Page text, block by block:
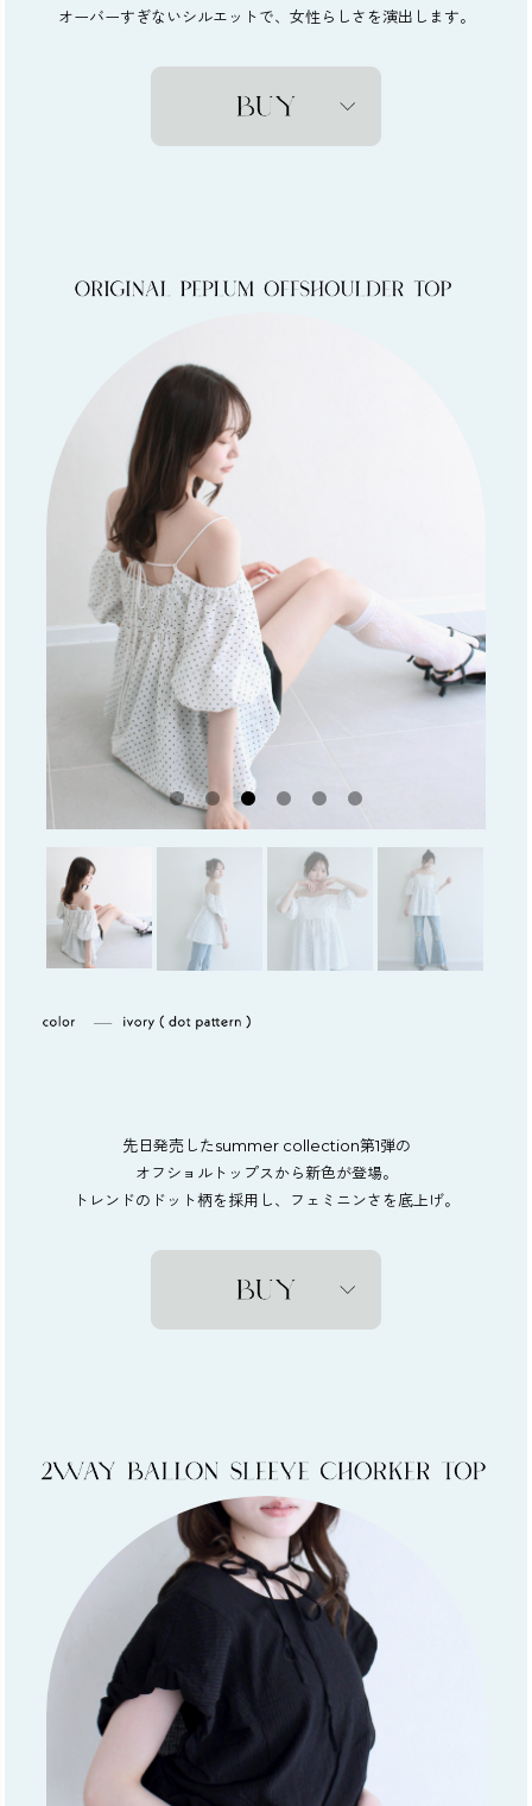
オーバーすぎないシルエットで、女性らしさを演出します。
先日発売したsummer collection第1弾の
オフショルトップスから新色が登場。
トレンドのドット柄を採用し、フェミニンさを底上げ。